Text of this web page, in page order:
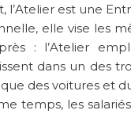
l’Atelier est une
elle vise les
: l’Atelier
dans un des
des voitures et
temps, les